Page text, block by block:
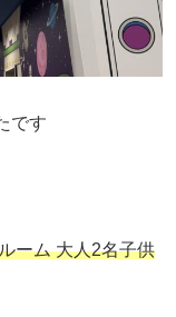
です
ーム 大人2名子供